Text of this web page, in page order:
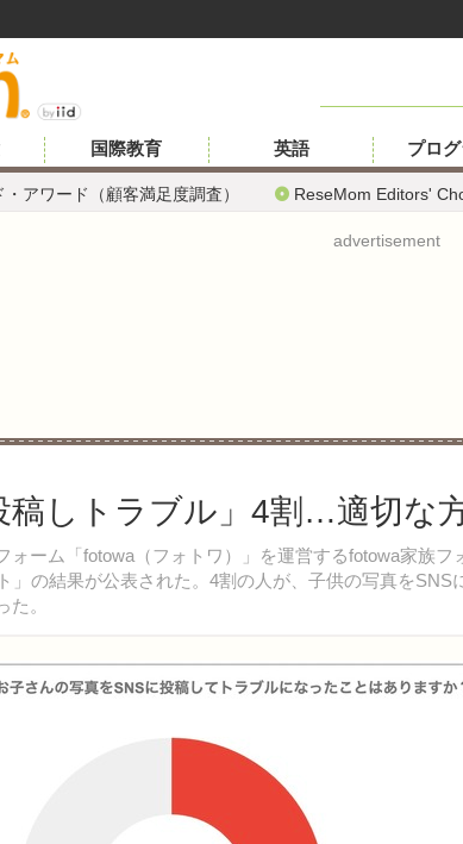
・アワード（顧客満足度調査） ReseMom Editors'
国際教育 英語 プロ
advertisement
稿しトラブル」4割…適切な
ーム「fotowa（フォトワ）」を運営するfotowa家族フ
」の結果が公表された。4割の人が、子供の写真をSNS
。